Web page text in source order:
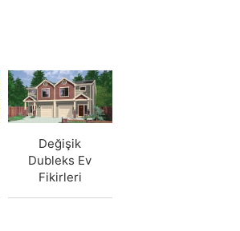
Değişik
Dubleks Ev
Fikirleri